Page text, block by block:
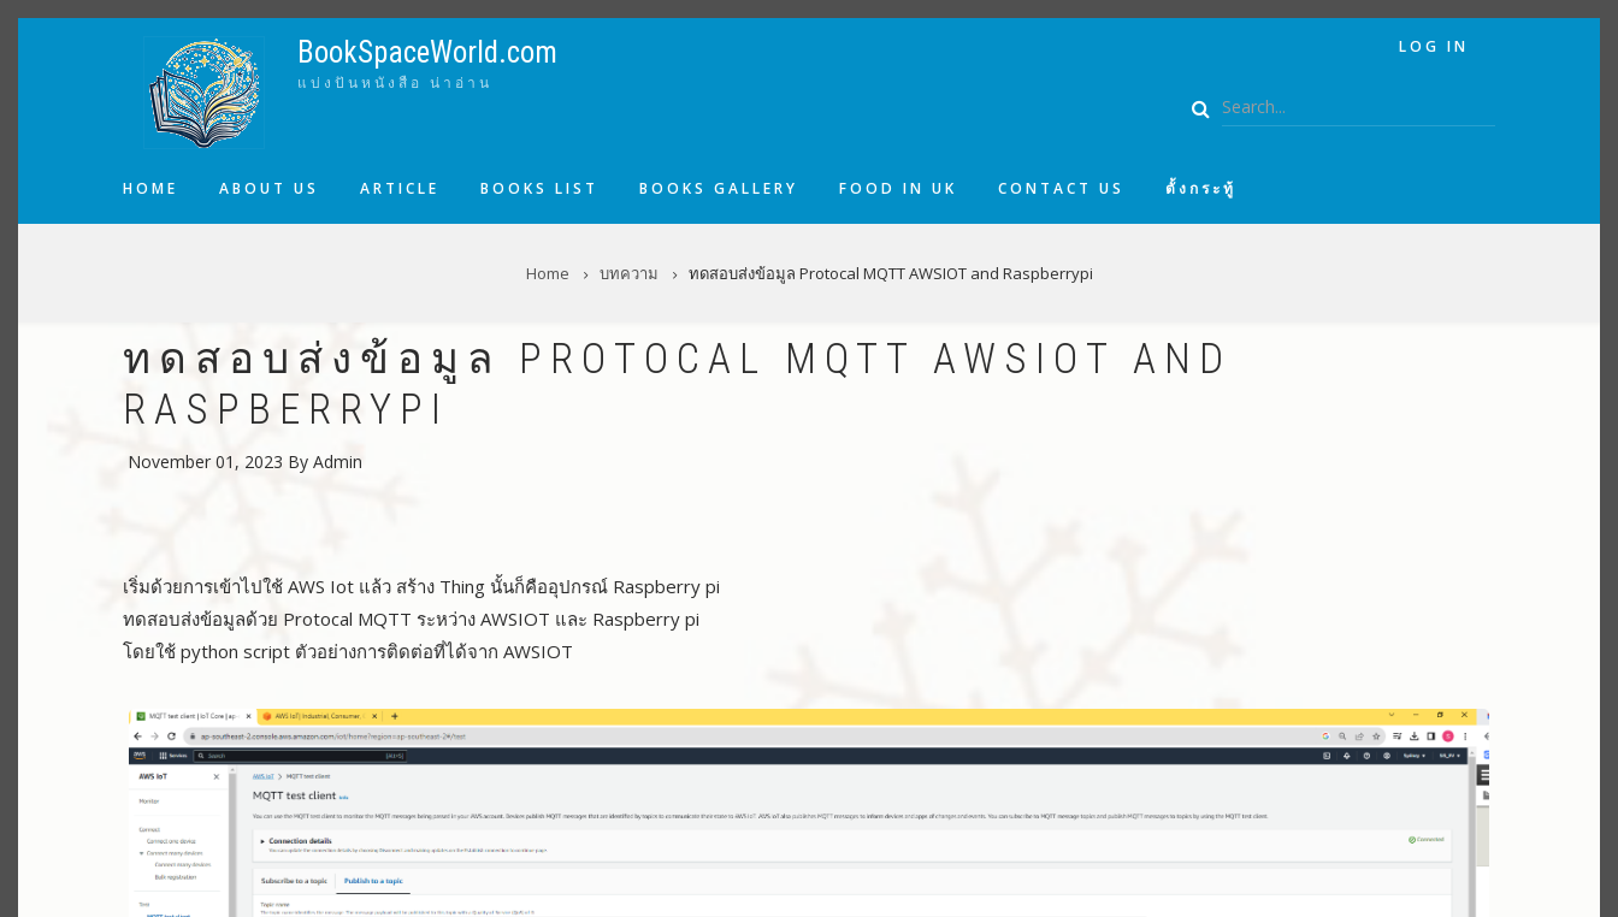
Skip
BookSpaceWorld.com
แบ่งปันหนังสือ น่าอ่าน
LOG IN
Search
MAIN
NAVIGATION
HOME ABOUT US ARTICLE BOOKS LIST BOOKS GALLERY FOOD IN UK CONTACT US ตั้งกระทู้
Home บทความ ทดสอบส่งข้อมูล Protocal MQTT AWSIOT and Raspberrypi
ทดสอบส่งข้อมูล PROTOCAL MQTT AWSIOT AND
RASPBERRYPI
November 01, 2023 By Admin
เริ่มด้วยการเข้าไปใช้ AWS Iot แล้ว สร้าง Thing นั้นก็คืออุปกรณ์ Raspberry pi
ทดสอบส่งข้อมูลด้วย Protocal MQTT ระหว่าง AWSIOT และ Raspberry pi
โดยใช้ python script ตัวอย่างการติดต่อที่ได้จาก AWSIOT